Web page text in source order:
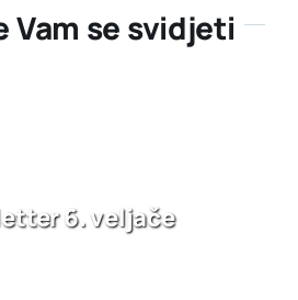
Vam se svidjeti
6. veljače